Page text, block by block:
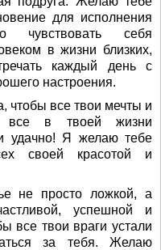
для исполнения
чувствовать себя
в жизни близких,
каждый день с
настроения.
чтобы все твои мечты и
все в твоей жизни
удачно! Я желаю тебе
своей красотой и
не просто ложкой, а
успешной и
все твои враги устали
за тебя. Желаю